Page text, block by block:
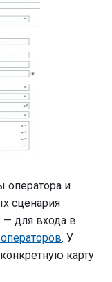
оператора и
сценария
для входа в
. У
карту